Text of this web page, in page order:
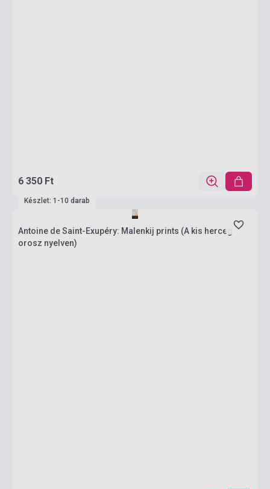
6 350 Ft
Készlet: 1-10 darab
Antoine de Saint-Exupéry: Malenkij prints (A kis herceg
orosz nyelven)